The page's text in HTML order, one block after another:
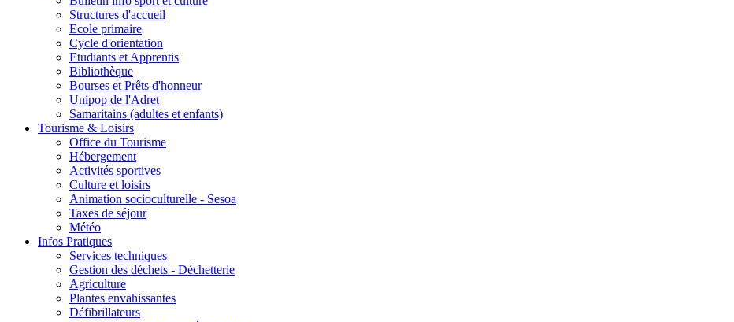
Structures d'accueil
Ecole primaire
Cycle d'orientation
Etudiants et Apprentis
Bibliothèque
Bourses et Prêts d'honneur
Unipop de l'Adret
Samaritains (adultes et enfants)
Tourisme & Loisirs
Office du Tourisme
Hébergement
Activités sportives
Culture et loisirs
Animation socioculturelle - Sesoa
Taxes de séjour
Météo
Infos Pratiques
Services techniques
Gestion des déchets - Déchetterie
Agriculture
Plantes envahissantes
Défibrillateurs